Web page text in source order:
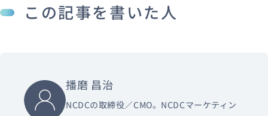
この記事を書いた人
播磨 昌治
NCDCの取締役／CMO。NCDCマーケティン